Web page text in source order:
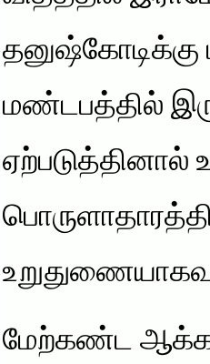
மண்டபத்தில்
ஏற்படுத்தினால்
மேற்கண்ட